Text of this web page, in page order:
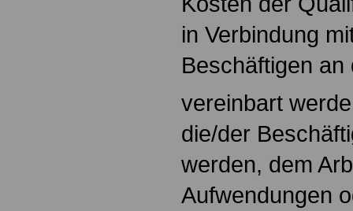
in Verbindung
Beschäftigen an
vereinbart
die/der
werden, dem
Aufwendungen